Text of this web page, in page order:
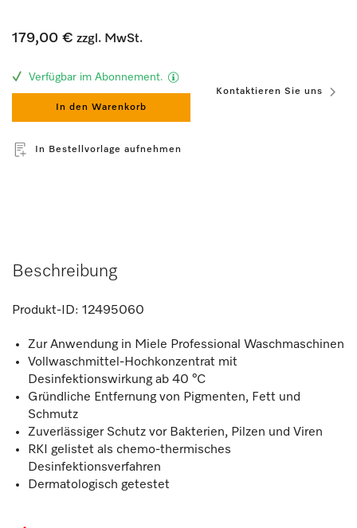
179,00 € zzgl. MwSt.
Verfügbar im Abonnement.
In den Warenkorb
Kontaktieren Sie uns
In Bestellvorlage aufnehmen
Beschreibung
Produkt-ID: 12495060
Zur Anwendung in Miele Professional Waschmaschinen
Vollwaschmittel-Hochkonzentrat mit
Desinfektionswirkung ab 40 °C
Gründliche Entfernung von Pigmenten, Fett und
Schmutz
Zuverlässiger Schutz vor Bakterien, Pilzen und Viren
RKI gelistet als chemo-thermisches
Desinfektionsverfahren
Dermatologisch getestet